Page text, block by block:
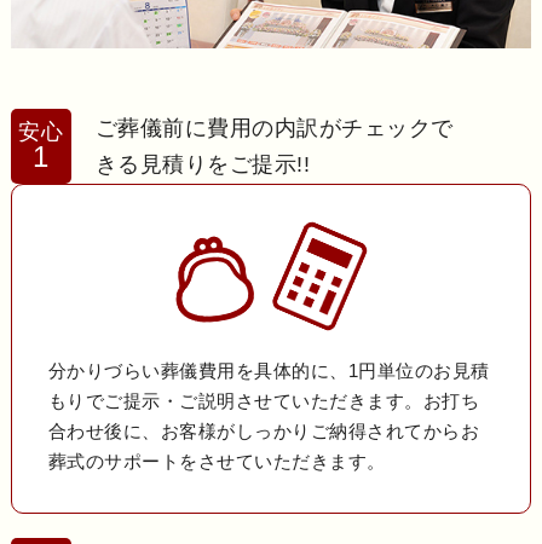
安心
1
ご葬儀前に費用の内訳がチェックで
きる見積りをご提示!!
分かりづらい葬儀費用を具体的に、1円単位のお見積
もりでご提示・ご説明させていただきます。お打ち
合わせ後に、お客様がしっかりご納得されてからお
葬式のサポートをさせていただきます。